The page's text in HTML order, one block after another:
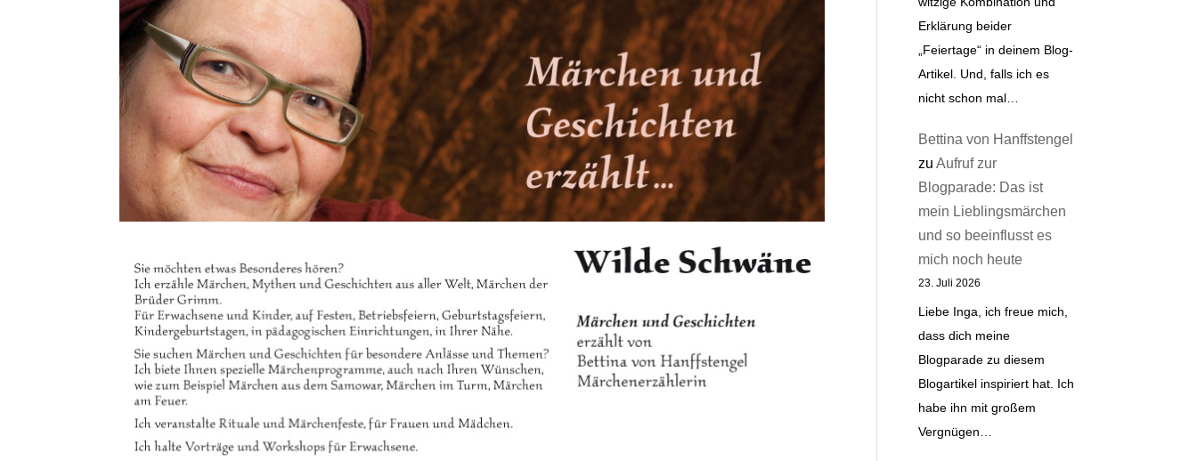
Erklärung beider
„Feiertage“ in deinem Blog-
Artikel. Und, falls ich es
nicht schon mal…
Bettina von Hanffstengel
zuAufruf zur
Blogparade: Das ist
mein Lieblingsmärchen
und so beeinflusst es
mich noch heute
23. Juli 2026
Liebe Inga, ich freue mich,
dass dich meine
Blogparade zu diesem
Blogartikel inspiriert hat. Ich
habe ihn mit großem
Vergnügen…